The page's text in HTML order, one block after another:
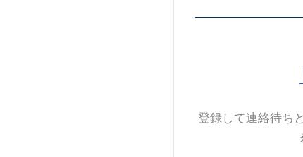
登録して連絡待ち